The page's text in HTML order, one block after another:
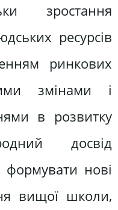
зростання
ресурсів
ринкових
змінами і
в розвитку
досвід
формувати нові
вищої школи,